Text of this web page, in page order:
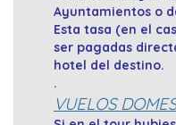
Ayuntamientos o
Esta tasa (en el
ser pagadas
hotel del destino.
.
VUELOS